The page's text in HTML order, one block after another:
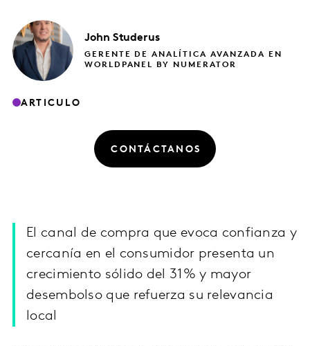
John Studerus
GERENTE DE ANALÍTICA AVANZADA EN
WORLDPANEL BY NUMERATOR
ARTICULO
CONTÁCTANOS
El canal de compra que evoca confianza y
cercanía en el consumidor presenta un
crecimiento sólido del 31% y mayor
desembolso que refuerza su relevancia
local